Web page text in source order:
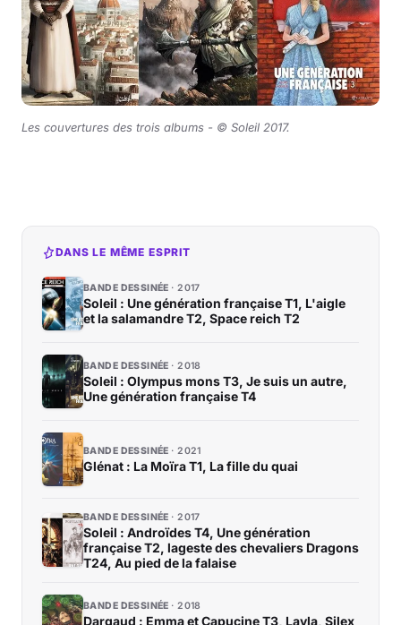
Les couvertures des trois albums - © Soleil 2017.
DANS LE MÊME ESPRIT
BANDE DESSINÉE 2017
Soleil : Une génération française T1, L'aigle
et la salamandre T2, Space reich T2
BANDE DESSINÉE 2018
Soleil : Olympus mons T3, Je suis un autre,
Une génération française T4
BANDE DESSINÉE 2021
Glénat : La Moïra T1, La fille du quai
BANDE DESSINÉE 2017
Soleil : Androïdes T4, Une génération
française T2, lageste des chevaliers Dragons
T24, Au pied de la falaise
BANDE DESSINÉE 2018
Dargaud : Emma et Capucine T3, Layla, Silex